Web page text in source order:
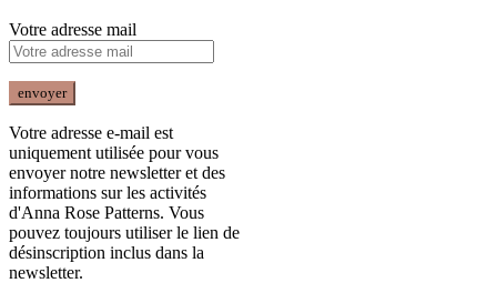
Votre adresse mail
Votre adresse e-mail est
uniquement utilisée pour vous
envoyer notre newsletter et des
informations sur les activités
d'Anna Rose Patterns. Vous
pouvez toujours utiliser le lien de
désinscription inclus dans la
newsletter.